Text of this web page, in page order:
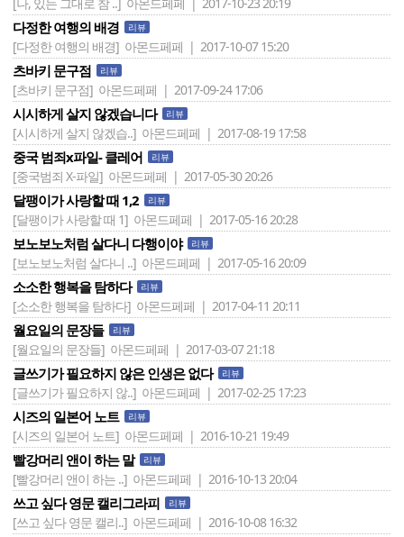
다정한 여행의 배경 리뷰
[다정한 여행의 배경] 아몬드페페 | 2017-10-07 15:20
츠바키 문구점 리뷰
[츠바키 문구점] 아몬드페페 | 2017-09-24 17:06
시시하게 살지 않겠습니다 리뷰
[시시하게 살지 않겠습..] 아몬드페페 | 2017-08-19 17:58
중국 범죄x파일- 클레어 리뷰
[중국범죄 X-파일] 아몬드페페 | 2017-05-30 20:26
달팽이가 사랑할 때 1,2 리뷰
[달팽이가 사랑할 때 1] 아몬드페페 | 2017-05-16 20:28
보노보노처럼 살다니 다행이야 리뷰
[보노보노처럼 살다니 ..] 아몬드페페 | 2017-05-16 20:09
소소한 행복을 탐하다 리뷰
[소소한 행복을 탐하다] 아몬드페페 | 2017-04-11 20:11
월요일의 문장들 리뷰
[월요일의 문장들] 아몬드페페 | 2017-03-07 21:18
글쓰기가 필요하지 않은 인생은 없다 리뷰
[글쓰기가 필요하지 않..] 아몬드페페 | 2017-02-25 17:23
시즈의 일본어 노트 리뷰
[시즈의 일본어 노트] 아몬드페페 | 2016-10-21 19:49
빨강머리 앤이 하는 말 리뷰
[빨강머리 앤이 하는 ..] 아몬드페페 | 2016-10-13 20:04
쓰고 싶다 영문 캘리그라피 리뷰
[쓰고 싶다 영문 캘리..] 아몬드페페 | 2016-10-08 16:32